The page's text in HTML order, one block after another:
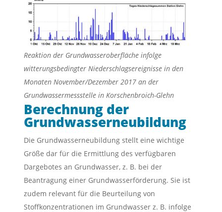
Reaktion der Grundwasseroberfläche infolge
witterungsbedingter Niederschlagsereignisse in den
Monaten November/Dezember 2017 an der
Grundwassermessstelle in Korschenbroich-Glehn
Berechnung der
Grundwasserneubildung
Die Grundwasserneubildung stellt eine wichtige
Größe dar für die Ermittlung des verfügbaren
Dargebotes an Grundwasser, z. B. bei der
Beantragung einer Grundwasserförderung. Sie ist
zudem relevant für die Beurteilung von
Stoffkonzentrationen im Grundwasser z. B. infolge